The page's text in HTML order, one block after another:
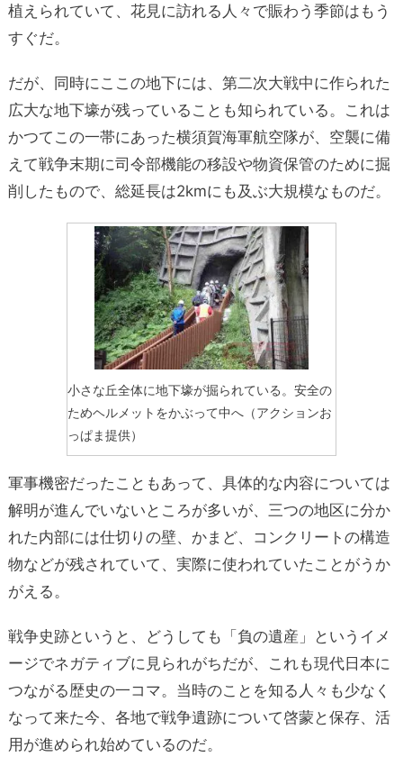
植えられていて、花見に訪れる人々で賑わう季節はもう
すぐだ。
だが、同時にここの地下には、第二次大戦中に作られた
広大な地下壕が残っていることも知られている。これは
かつてこの一帯にあった横須賀海軍航空隊が、空襲に備
えて戦争末期に司令部機能の移設や物資保管のために掘
削したもので、総延長は2kmにも及ぶ大規模なものだ。
小さな丘全体に地下壕が掘られている。安全の
ためヘルメットをかぶって中へ（アクションお
っぱま提供）
軍事機密だったこともあって、具体的な内容については
解明が進んでいないところが多いが、三つの地区に分か
れた内部には仕切りの壁、かまど、コンクリートの構造
物などが残されていて、実際に使われていたことがうか
がえる。
戦争史跡というと、どうしても「負の遺産」というイメ
ージでネガティブに見られがちだが、これも現代日本に
つながる歴史の一コマ。当時のことを知る人々も少なく
なって来た今、各地で戦争遺跡について啓蒙と保存、活
用が進められ始めているのだ。